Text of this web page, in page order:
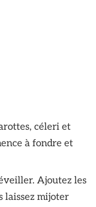
céleri et
à fondre et
Ajoutez les
laissez mijoter